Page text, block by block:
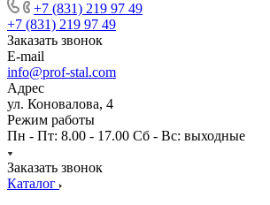
+7 (831) 219 97 49
+7 (831) 219 97 49
Заказать звонок
E-mail
info@prof-stal.com
Адрес
ул. Коновалова, 4
Режим работы
Пн - Пт: 8.00 - 17.00 Сб - Вс: выходные
Заказать звонок
Каталог